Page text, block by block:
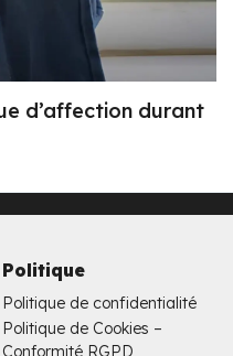
d’affection durant
Politique
Politique de confidentialité
Politique de Cookies –
Conformité RGPD